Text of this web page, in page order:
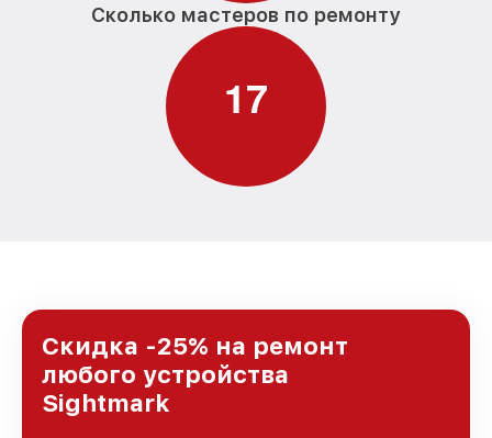
Сколько мастеров по ремонту
17
Скидка -25% на ремонт
любого устройства
Sightmark